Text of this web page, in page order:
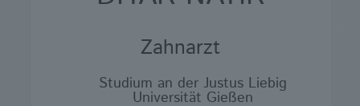
Zahnarzt
Studium an der Justus Liebig
Universität Gießen